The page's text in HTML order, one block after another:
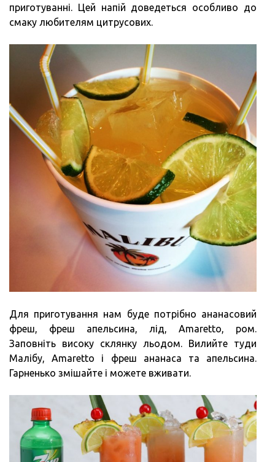
приготуванні. Цей напій доведеться особливо до
смаку любителям цитрусових.
Для приготування нам буде потрібно ананасовий
фреш, фреш апельсина, лід, Amaretto, ром.
Заповніть високу склянку льодом. Вилийте туди
Малібу, Amaretto і фреш ананаса та апельсина.
Гарненько змішайте і можете вживати.